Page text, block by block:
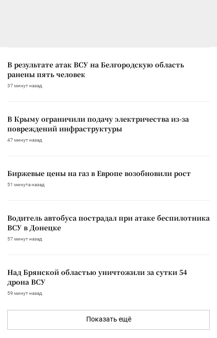
В результате атак ВСУ на Белгородскую область
ранены пять человек
37 минут назад
В Крыму ограничили подачу электричества из-за
повреждений инфраструктуры
47 минут назад
Биржевые цены на газ в Европе возобновили рост
51 минута назад
Водитель автобуса пострадал при атаке беспилотника
ВСУ в Донецке
57 минут назад
Над Брянской областью уничтожили за сутки 54
дрона ВСУ
59 минут назад
Показать ещё